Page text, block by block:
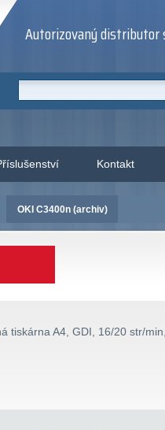
Autorizovaný distributor
Kontakt
OKI C3400n (archiv)
tiskárna A4, GDI, 16/20 str/